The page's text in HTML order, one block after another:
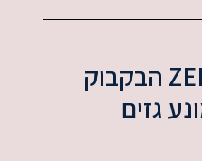
ZERO ZERO הבקבוק
גזים